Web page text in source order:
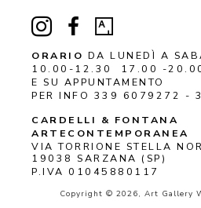
ORARIO DA LUNEDÌ A
10.00-12.30 17.00 -
E SU APPUNTAMENTO
PER INFO 339 6079272 -
CARDELLI & FONTANA
ARTECONTEMPORANEA
VIA TORRIONE STELLA
19038 SARZANA (SP)
P.IVA 01045880117
Copyright © 2026, Art Gallery